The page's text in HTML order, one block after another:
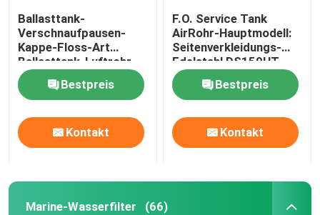
Solarblenden Sonnenschutzrollos Federzug
Ballasttank-
Verschnaufpausen-
Kappe-Floss-Art
Ballasttank-Luftrohr-
Kopf (mit Feuer-Netz)
ES150 CB/T3594-
1994
Bestpreis
Kontakt
F.O. Service Tank
AirRohr-Hauptmodell:
Seitenverkleidungs-
Edelstahl DS150HT
CB/T3594-1994
Bestpreis
Kontakt
Marine-Wasserfilter (66)